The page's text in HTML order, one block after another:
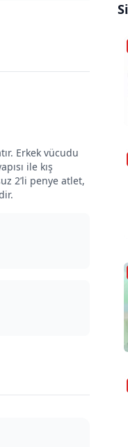
Erkek vücudu
ile kış
2’li penye atlet,